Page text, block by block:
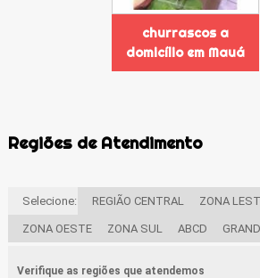
churrascos a
domicílio em Mauá
Regiões de Atendimento
Selecione: REGIÃO CENTRAL ZONA
ZONA OESTE ZONA SUL ABCD
Verifique as regiões que atendemos